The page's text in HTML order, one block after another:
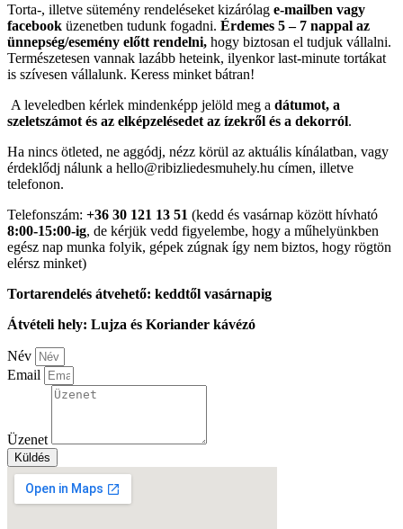
Torta-, illetve sütemény rendeléseket kizárólag e-mailben vagy
facebook üzenetben tudunk fogadni. Érdemes 5 – 7 nappal az
ünnepség/esemény előtt rendelni, hogy biztosan el tudjuk vállalni.
Természetesen vannak lazább heteink, ilyenkor last-minute tortákat
is szívesen vállalunk. Keress minket bátran!
A leveledben kérlek mindenképp jelöld meg a dátumot, a
szeletszámot és az elképzelésedet az ízekről és a dekorról.
Ha nincs ötleted, ne aggódj, nézz körül az aktuális kínálatban, vagy
érdeklődj nálunk a hello@ribizliedesmuhely.hu címen, illetve
telefonon.
Telefonszám: +36 30 121 13 51 (kedd és vasárnap között hívható
8:00-15:00-ig, de kérjük vedd figyelembe, hogy a műhelyünkben
egész nap munka folyik, gépek zúgnak így nem biztos, hogy rögtön
elérsz minket)
Tortarendelés átvehető: keddtől vasárnapig
Átvételi hely: Lujza és Koriander kávézó
Név
Email
Üzenet
Küldés